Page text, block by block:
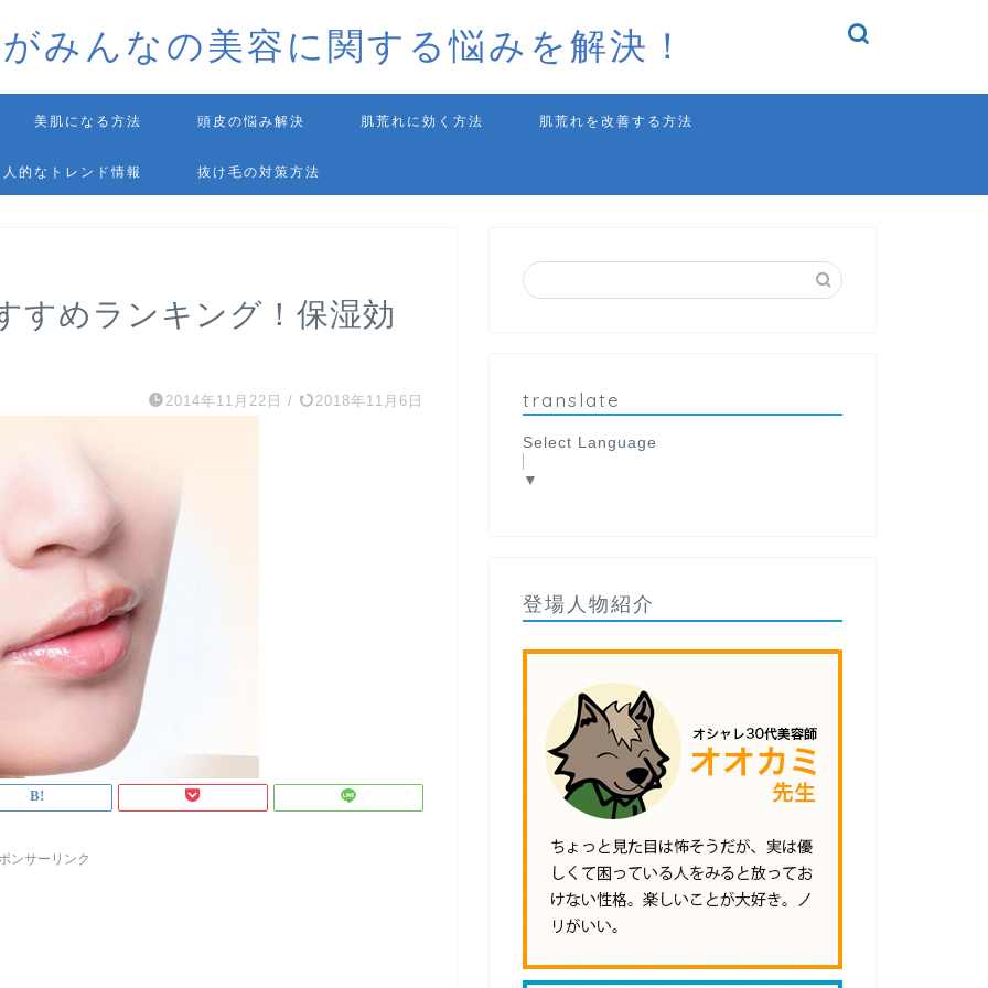
みんなの美容に関する悩みを解決！
美肌になる方法 頭皮の悩み解決 肌荒れに効く方法 肌荒れを改善する方法
人的なトレンド情報 抜け毛の対策方法
すめランキング！保湿効
2014年11月22日 / 2018年11月6日
ンサーリンク
translate
Select Language
▼
登場人物紹介